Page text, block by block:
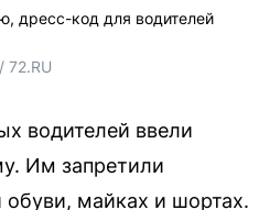
дресс-код для водителей
72.RU
водителей ввели
Им запретили
обуви, майках и шортах.